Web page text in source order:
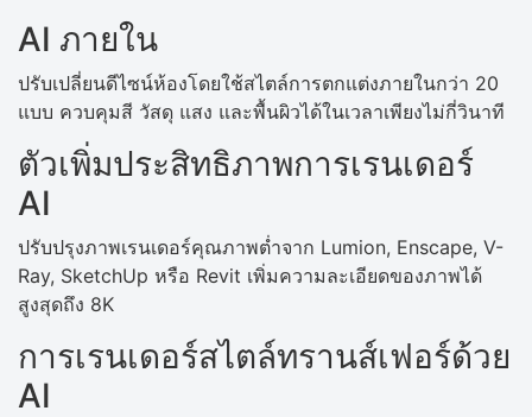
AI ภายใน
ปรับเปลี่ยนดีไซน์ห้องโดยใช้สไตล์การตกแต่งภายในกว่า 20
แบบ ควบคุมสี วัสดุ แสง และพื้นผิวได้ในเวลาเพียงไม่กี่วินาที
ตัวเพิ่มประสิทธิภาพการเรนเดอร์
AI
ปรับปรุงภาพเรนเดอร์คุณภาพต่ำจาก Lumion, Enscape, V-
Ray, SketchUp หรือ Revit เพิ่มความละเอียดของภาพได้
สูงสุดถึง 8K
การเรนเดอร์สไตล์ทรานส์เฟอร์ด้วย
AI